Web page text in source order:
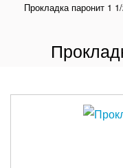
Прокладка паронит 1